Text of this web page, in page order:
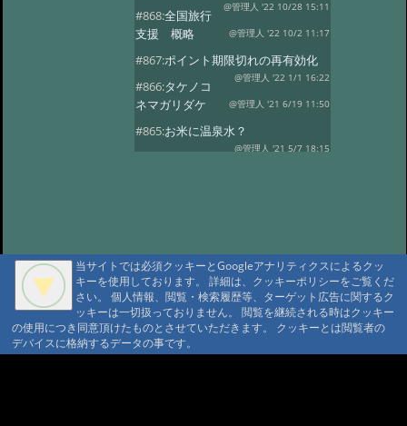
@管理人 '22 10/28 15:11
#868:全国旅行
支援 概略
@管理人 '22 10/2 11:17
#867:ポイント期限切れの再有効化
@管理人 '22 1/1 16:22
#866:タケノコ
ネマガリダケ
@管理人 '21 6/19 11:50
#865:お米に温泉水？
@管理人 '21 5/7 18:15
ルス、自粛休業・オープン延期
@管理人 '20 4/14 15:40
#859: 渋温泉つば
たや旅館
@sa '20 2/27 14:26
#858:11府県ふっこう周遊割
@ '18 9/6 07:25
当サイトでは必須クッキーとGoogleアナリティクスによるクッ
キーを使用しております。 詳細は、クッキーポリシーをご覧くだ
さい。 個人情報、閲覧・検索履歴等、ターゲット広告に関するク
ッキーは一切扱っておりません。 閲覧を継続される時はクッキー
の使用につき同意頂けたものとさせていただきます。 クッキーとは閲覧者の
デバイスに格納するデータの事です。